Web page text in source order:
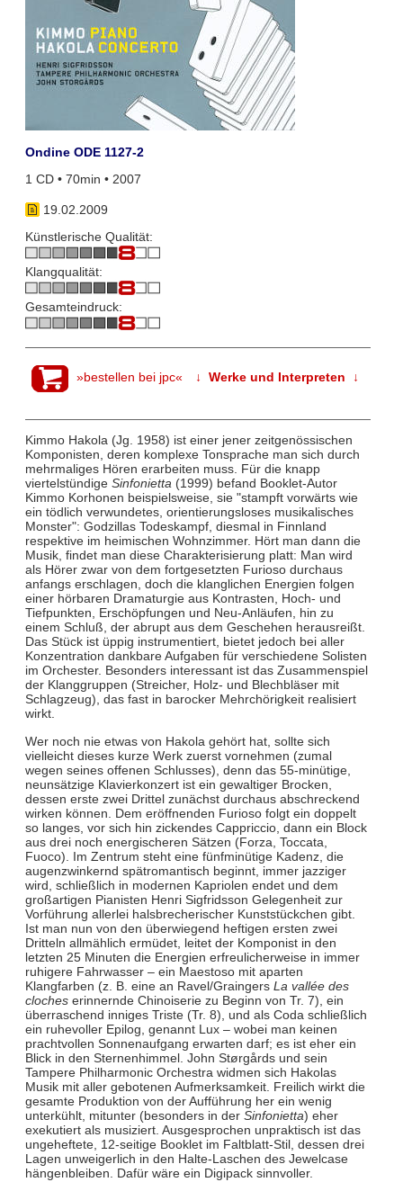
Ondine ODE 1127-2
1 CD • 70min • 2007
19.02.2009
Künstlerische Qualität:
Klangqualität:
Gesamteindruck:
»bestellen bei jpc« ↓ Werke und Interpreten ↓
Kimmo Hakola (Jg. 1958) ist einer jener zeitgenössischen
Komponisten, deren komplexe Tonsprache man sich durch
mehrmaliges Hören erarbeiten muss. Für die knapp
viertelstündige Sinfonietta(1999) befand Booklet-Autor
Kimmo Korhonen beispielsweise, sie "stampft vorwärts wie
ein tödlich verwundetes, orientierungsloses musikalisches
Monster": Godzillas Todeskampf, diesmal in Finnland
respektive im heimischen Wohnzimmer. Hört man dann die
Musik, findet man diese Charakterisierung platt: Man wird
als Hörer zwar von dem fortgesetzten Furioso durchaus
anfangs erschlagen, doch die klanglichen Energien folgen
einer hörbaren Dramaturgie aus Kontrasten, Hoch- und
Tiefpunkten, Erschöpfungen und Neu-Anläufen, hin zu
einem Schluß, der abrupt aus dem Geschehen herausreißt.
Das Stück ist üppig instrumentiert, bietet jedoch bei aller
Konzentration dankbare Aufgaben für verschiedene Solisten
im Orchester. Besonders interessant ist das Zusammenspiel
der Klanggruppen (Streicher, Holz- und Blechbläser mit
Schlagzeug), das fast in barocker Mehrchörigkeit realisiert
wirkt.
Wer noch nie etwas von Hakola gehört hat, sollte sich
vielleicht dieses kurze Werk zuerst vornehmen (zumal
wegen seines offenen Schlusses), denn das 55-minütige,
neunsätzige Klavierkonzert ist ein gewaltiger Brocken,
dessen erste zwei Drittel zunächst durchaus abschreckend
wirken können. Dem eröffnenden Furioso folgt ein doppelt
so langes, vor sich hin zickendes Cappriccio, dann ein Block
aus drei noch energischeren Sätzen (Forza, Toccata,
Fuoco). Im Zentrum steht eine fünfminütige Kadenz, die
augenzwinkernd spätromantisch beginnt, immer jazziger
wird, schließlich in modernen Kapriolen endet und dem
großartigen Pianisten Henri Sigfridsson Gelegenheit zur
Vorführung allerlei halsbrecherischer Kunststückchen gibt.
Ist man nun von den überwiegend heftigen ersten zwei
Dritteln allmählich ermüdet, leitet der Komponist in den
letzten 25 Minuten die Energien erfreulicherweise in immer
ruhigere Fahrwasser – ein Maestoso mit aparten
Klangfarben (z. B. eine an Ravel/Graingers La vallée des
clocheserinnernde Chinoiserie zu Beginn von Tr. 7), ein
überraschend inniges Triste (Tr. 8), und als Coda schließlich
ein ruhevoller Epilog, genannt Lux – wobei man keinen
prachtvollen Sonnenaufgang erwarten darf; es ist eher ein
Blick in den Sternenhimmel. John Størgårds und sein
Tampere Philharmonic Orchestra widmen sich Hakolas
Musik mit aller gebotenen Aufmerksamkeit. Freilich wirkt die
gesamte Produktion von der Aufführung her ein wenig
unterkühlt, mitunter (besonders in der Sinfonietta) eher
exekutiert als musiziert. Ausgesprochen unpraktisch ist das
ungeheftete, 12-seitige Booklet im Faltblatt-Stil, dessen drei
Lagen unweigerlich in den Halte-Laschen des Jewelcase
hängenbleiben. Dafür wäre ein Digipack sinnvoller.